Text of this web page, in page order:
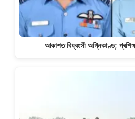
আকাশত বিধ্বংসী অগ্নিকাণ্ড;